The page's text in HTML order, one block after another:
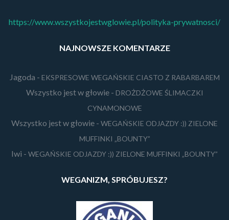
https://www.wszystkojestwglowie.pl/polityka-prywatnosci/
NAJNOWSZE KOMENTARZE
Jagoda - EKSPRESOWE WEGAŃSKIE CIASTO Z RABARBAREM
Wszystko jest w głowie- DROŻDŻOWE ŚLIMACZKI
CYNAMONOWE
Wszystko jest w głowie - WEGAŃSKIE ODJAZDY :)) ZIELONE
MUFFINKI „BOUNTY”
Iwi - WEGAŃSKIE ODJAZDY :)) ZIELONE MUFFINKI „BOUNTY”
WEGANIZM, SPRÓBUJESZ?